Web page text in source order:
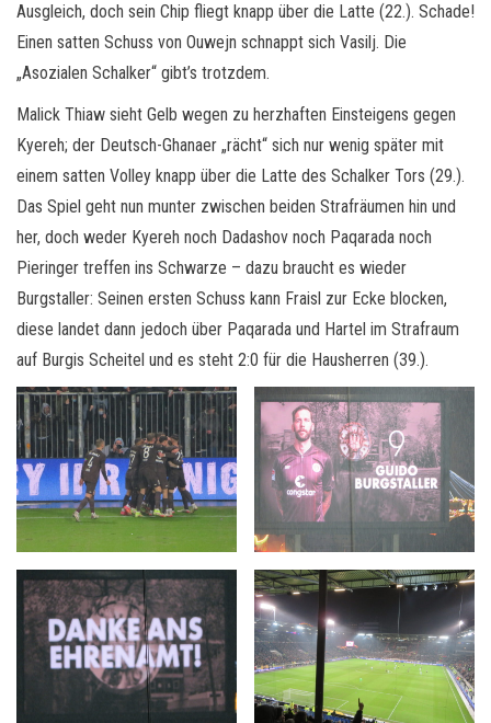
Ausgleich, doch sein Chip fliegt knapp über die Latte (22.). Schade!
Einen satten Schuss von Ouwejn schnappt sich Vasilj. Die
„Asozialen Schalker“ gibt’s trotzdem.
Malick Thiaw sieht Gelb wegen zu herzhaften Einsteigens gegen
Kyereh; der Deutsch-Ghanaer „rächt“ sich nur wenig später mit
einem satten Volley knapp über die Latte des Schalker Tors (29.).
Das Spiel geht nun munter zwischen beiden Strafräumen hin und
her, doch weder Kyereh noch Dadashov noch Paqarada noch
Pieringer treffen ins Schwarze – dazu braucht es wieder
Burgstaller: Seinen ersten Schuss kann Fraisl zur Ecke blocken,
diese landet dann jedoch über Paqarada und Hartel im Strafraum
auf Burgis Scheitel und es steht 2:0 für die Hausherren (39.).